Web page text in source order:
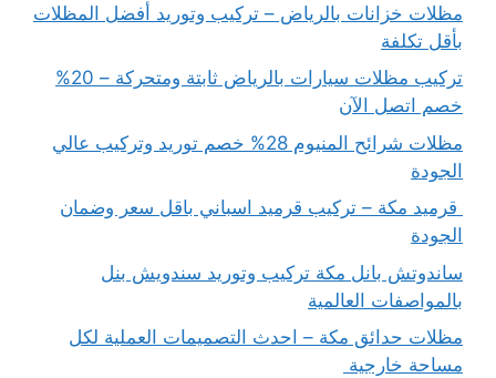
مظلات خزانات بالرياض – تركيب وتوريد أفضل المظلات
بأقل تكلفة
تركيب مظلات سيارات بالرياض ثابتة ومتحركة – 20%
خصم اتصل الآن
مظلات شرائح المنيوم 28% خصم توريد وتركيب عالي
الجودة
قرميد مكة – تركيب قرميد اسباني باقل سعر وضمان
الجودة
ساندوتش بانل مكة تركيب وتوريد سندويش بنل
بالمواصفات العالمية
مظلات حدائق مكة – احدث التصميمات العملية لكل
مساحة خارجية